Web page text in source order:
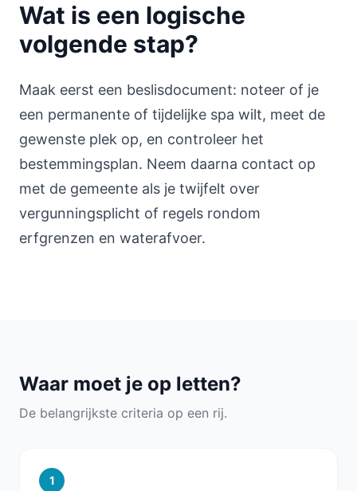
Wat is een logische
volgende stap?
Maak eerst een beslisdocument: noteer of je
een permanente of tijdelijke spa wilt, meet de
gewenste plek op, en controleer het
bestemmingsplan. Neem daarna contact op
met de gemeente als je twijfelt over
vergunningsplicht of regels rondom
erfgrenzen en waterafvoer.
Waar moet je op letten?
De belangrijkste criteria op een rij.
1